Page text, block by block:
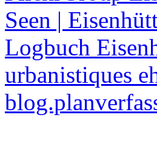
Seen |
Logbuch
urbanistiques